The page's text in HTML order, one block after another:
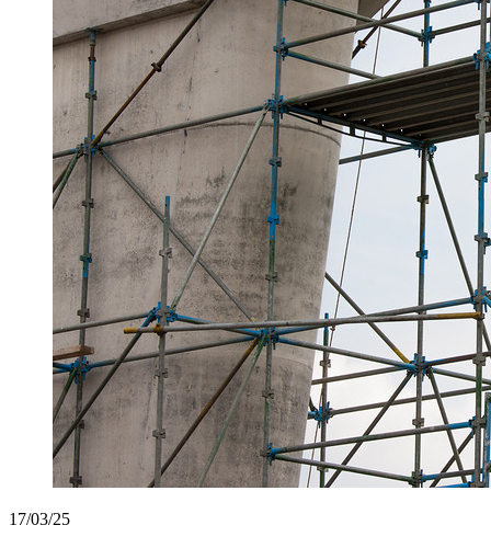
17/03/25